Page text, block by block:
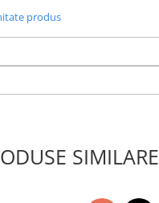
produs
SIMILARE